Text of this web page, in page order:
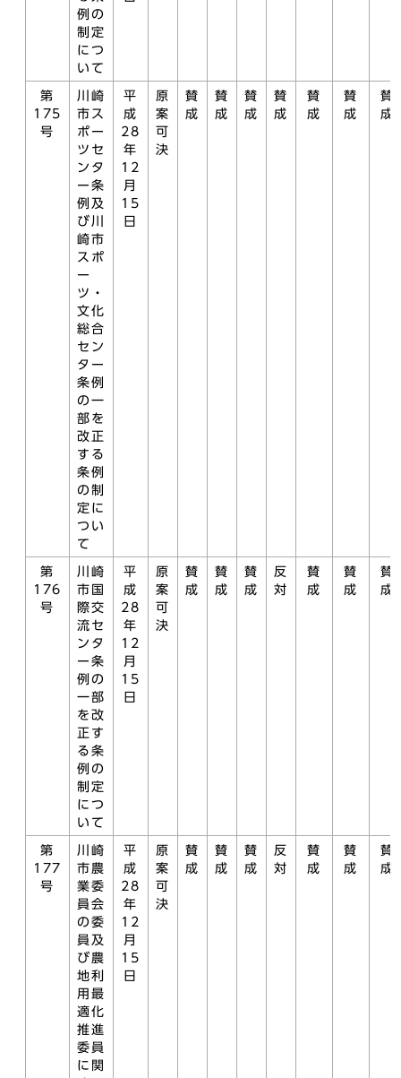
例の
制定
につ
いて
第
175
号
川崎
市ス
ポー
ツセ
ンタ
ー条
例及
び川
崎市
スポ
ー
ツ・
文化
総合
セン
ター
条例
の一
部を
改正
する
条例
の制
定に
つい
て
平
成
28
年
12
月
15
日
原
案
可
決
賛
成
賛
成
賛
成
賛
成
賛
成
賛
成
賛
成
第
176
号
川崎
市国
際交
流セ
ンタ
ー条
例の
一部
を改
正す
る条
例の
制定
につ
いて
平
成
28
年
12
月
15
日
原
案
可
決
賛
成
賛
成
賛
成
反
対
賛
成
賛
成
賛
成
第
177
号
川崎
市農
業委
員会
の委
員及
び農
地利
用最
適化
推進
委員
に関
平
成
28
年
12
月
15
日
原
案
可
決
賛
成
賛
成
賛
成
反
対
賛
成
賛
成
賛
成